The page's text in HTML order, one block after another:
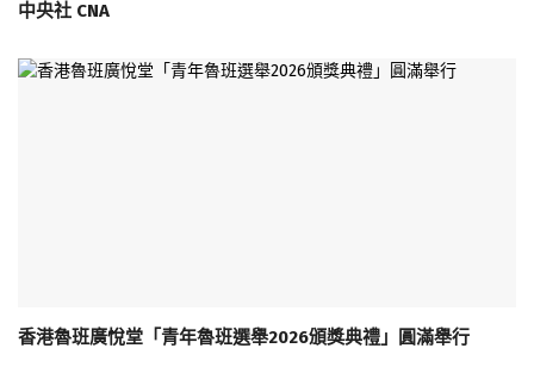
中央社 CNA
香港魯班廣悅堂「青年魯班選舉2026頒獎典禮」圓滿舉行